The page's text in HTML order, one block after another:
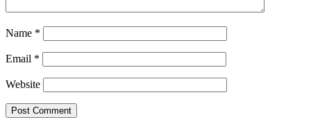
Name *
Email *
Website